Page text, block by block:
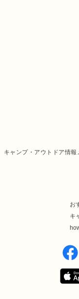
キャンプ・アウトドア情
お
キ